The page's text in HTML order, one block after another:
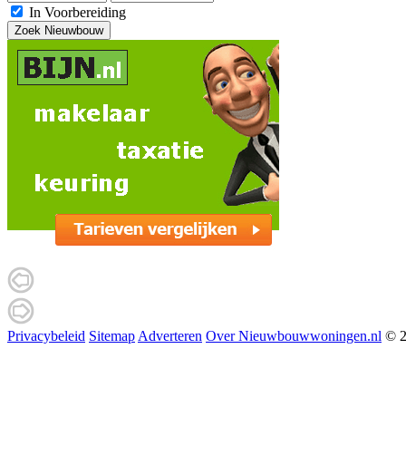
In Voorbereiding
Zoek Nieuwbouw
Privacybeleid Sitemap Adverteren Over Nieuwbouwwoningen.nl ©